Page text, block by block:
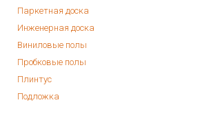
Паркетная доска
Инженерная доска
Виниловые полы
Пробковые полы
Плинтус
Подложка